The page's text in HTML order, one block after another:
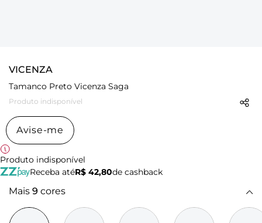
VICENZA
Tamanco Preto Vicenza Saga
Produto indisponível
Avise-me
Produto indisponível
Receba atéR$ 42,80de cashback
Mais 9 cores